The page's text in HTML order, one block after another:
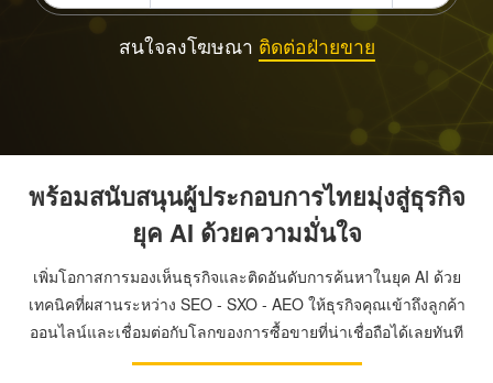
สนใจลงโฆษณา ติดต่อฝ่ายขาย
พร้อมสนับสนุนผู้ประกอบการไทยมุ่งสู่ธุรกิจ
ยุค AI ด้วยความมั่นใจ
เพิ่มโอกาสการมองเห็นธุรกิจและติดอันดับการค้นหาในยุค AI ด้วย
เทคนิคที่ผสานระหว่าง SEO - SXO - AEO ให้ธุรกิจคุณเข้าถึงลูกค้า
ออนไลน์และเชื่อมต่อกับโลกของการซื้อขายที่น่าเชื่อถือได้เลยทันที